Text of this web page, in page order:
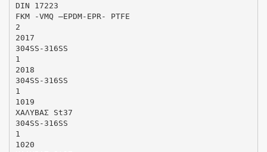
DIN 17223
FKM -VMQ –EPDM-EPR- PTFE
2
2017
304SS-316SS
1
2018
304SS-316SS
1
1019
ΧΑΛΥΒΑΣ St37
304SS-316SS
1
1020